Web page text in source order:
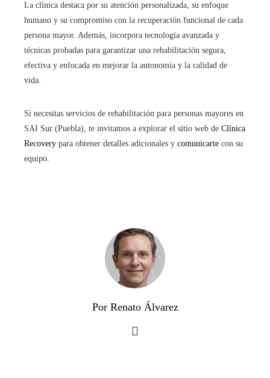
La clínica destaca por su atención personalizada, su enfoque
humano y su compromiso con la recuperación funcional de cada
persona mayor. Además, incorpora tecnología avanzada y
técnicas probadas para garantizar una rehabilitación segura,
efectiva y enfocada en mejorar la autonomía y la calidad de
vida.
Si necesitas servicios de rehabilitación para personas mayores en
SAI Sur (Puebla), te invitamos a explorar el sitio web de Clínica
Recovery para obtener detalles adicionales y comunicarte con su
equipo.
Por Renato Álvarez